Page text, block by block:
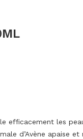
efficacement les
d’Avène apaise et